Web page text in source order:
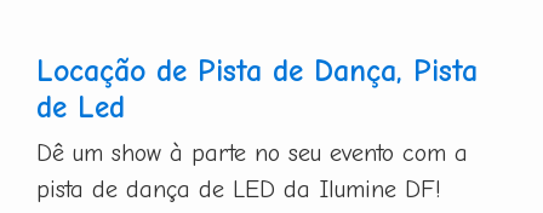
Locação de Pista de Dança, Pista
de Led
Dê um show à parte no seu evento com a
pista de dança de LED da Ilumine DF!